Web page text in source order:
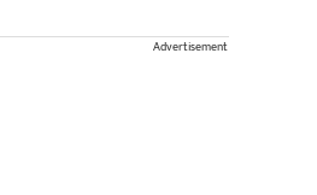
Advertisement